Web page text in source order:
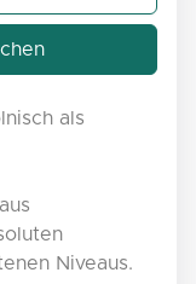
als
Niveaus.